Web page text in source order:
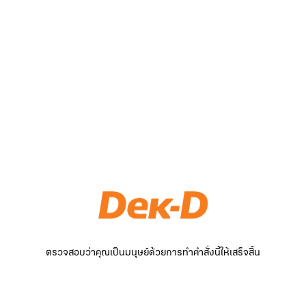
ตรวจสอบว่าคุณเป็นมนุษย์ด้วยการทำคำสั่งนี้ให้เสร็จสิ้น